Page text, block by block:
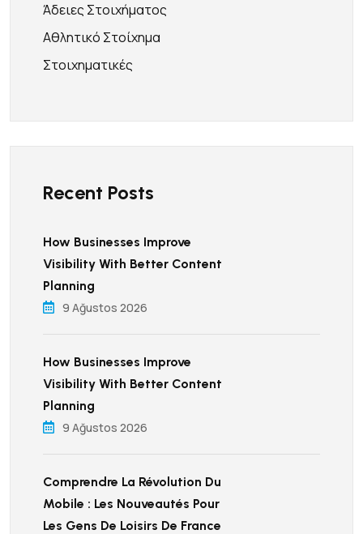
Άδειες Στοιχήματος
Αθλητικό Στοίχημα
Στοιχηματικές
Recent Posts
How Businesses Improve
Visibility With Better Content
Planning
9 Ağustos 2026
How Businesses Improve
Visibility With Better Content
Planning
9 Ağustos 2026
Comprendre La Révolution Du
Mobile : Les Nouveautés Pour
Les Gens De Loisirs De France